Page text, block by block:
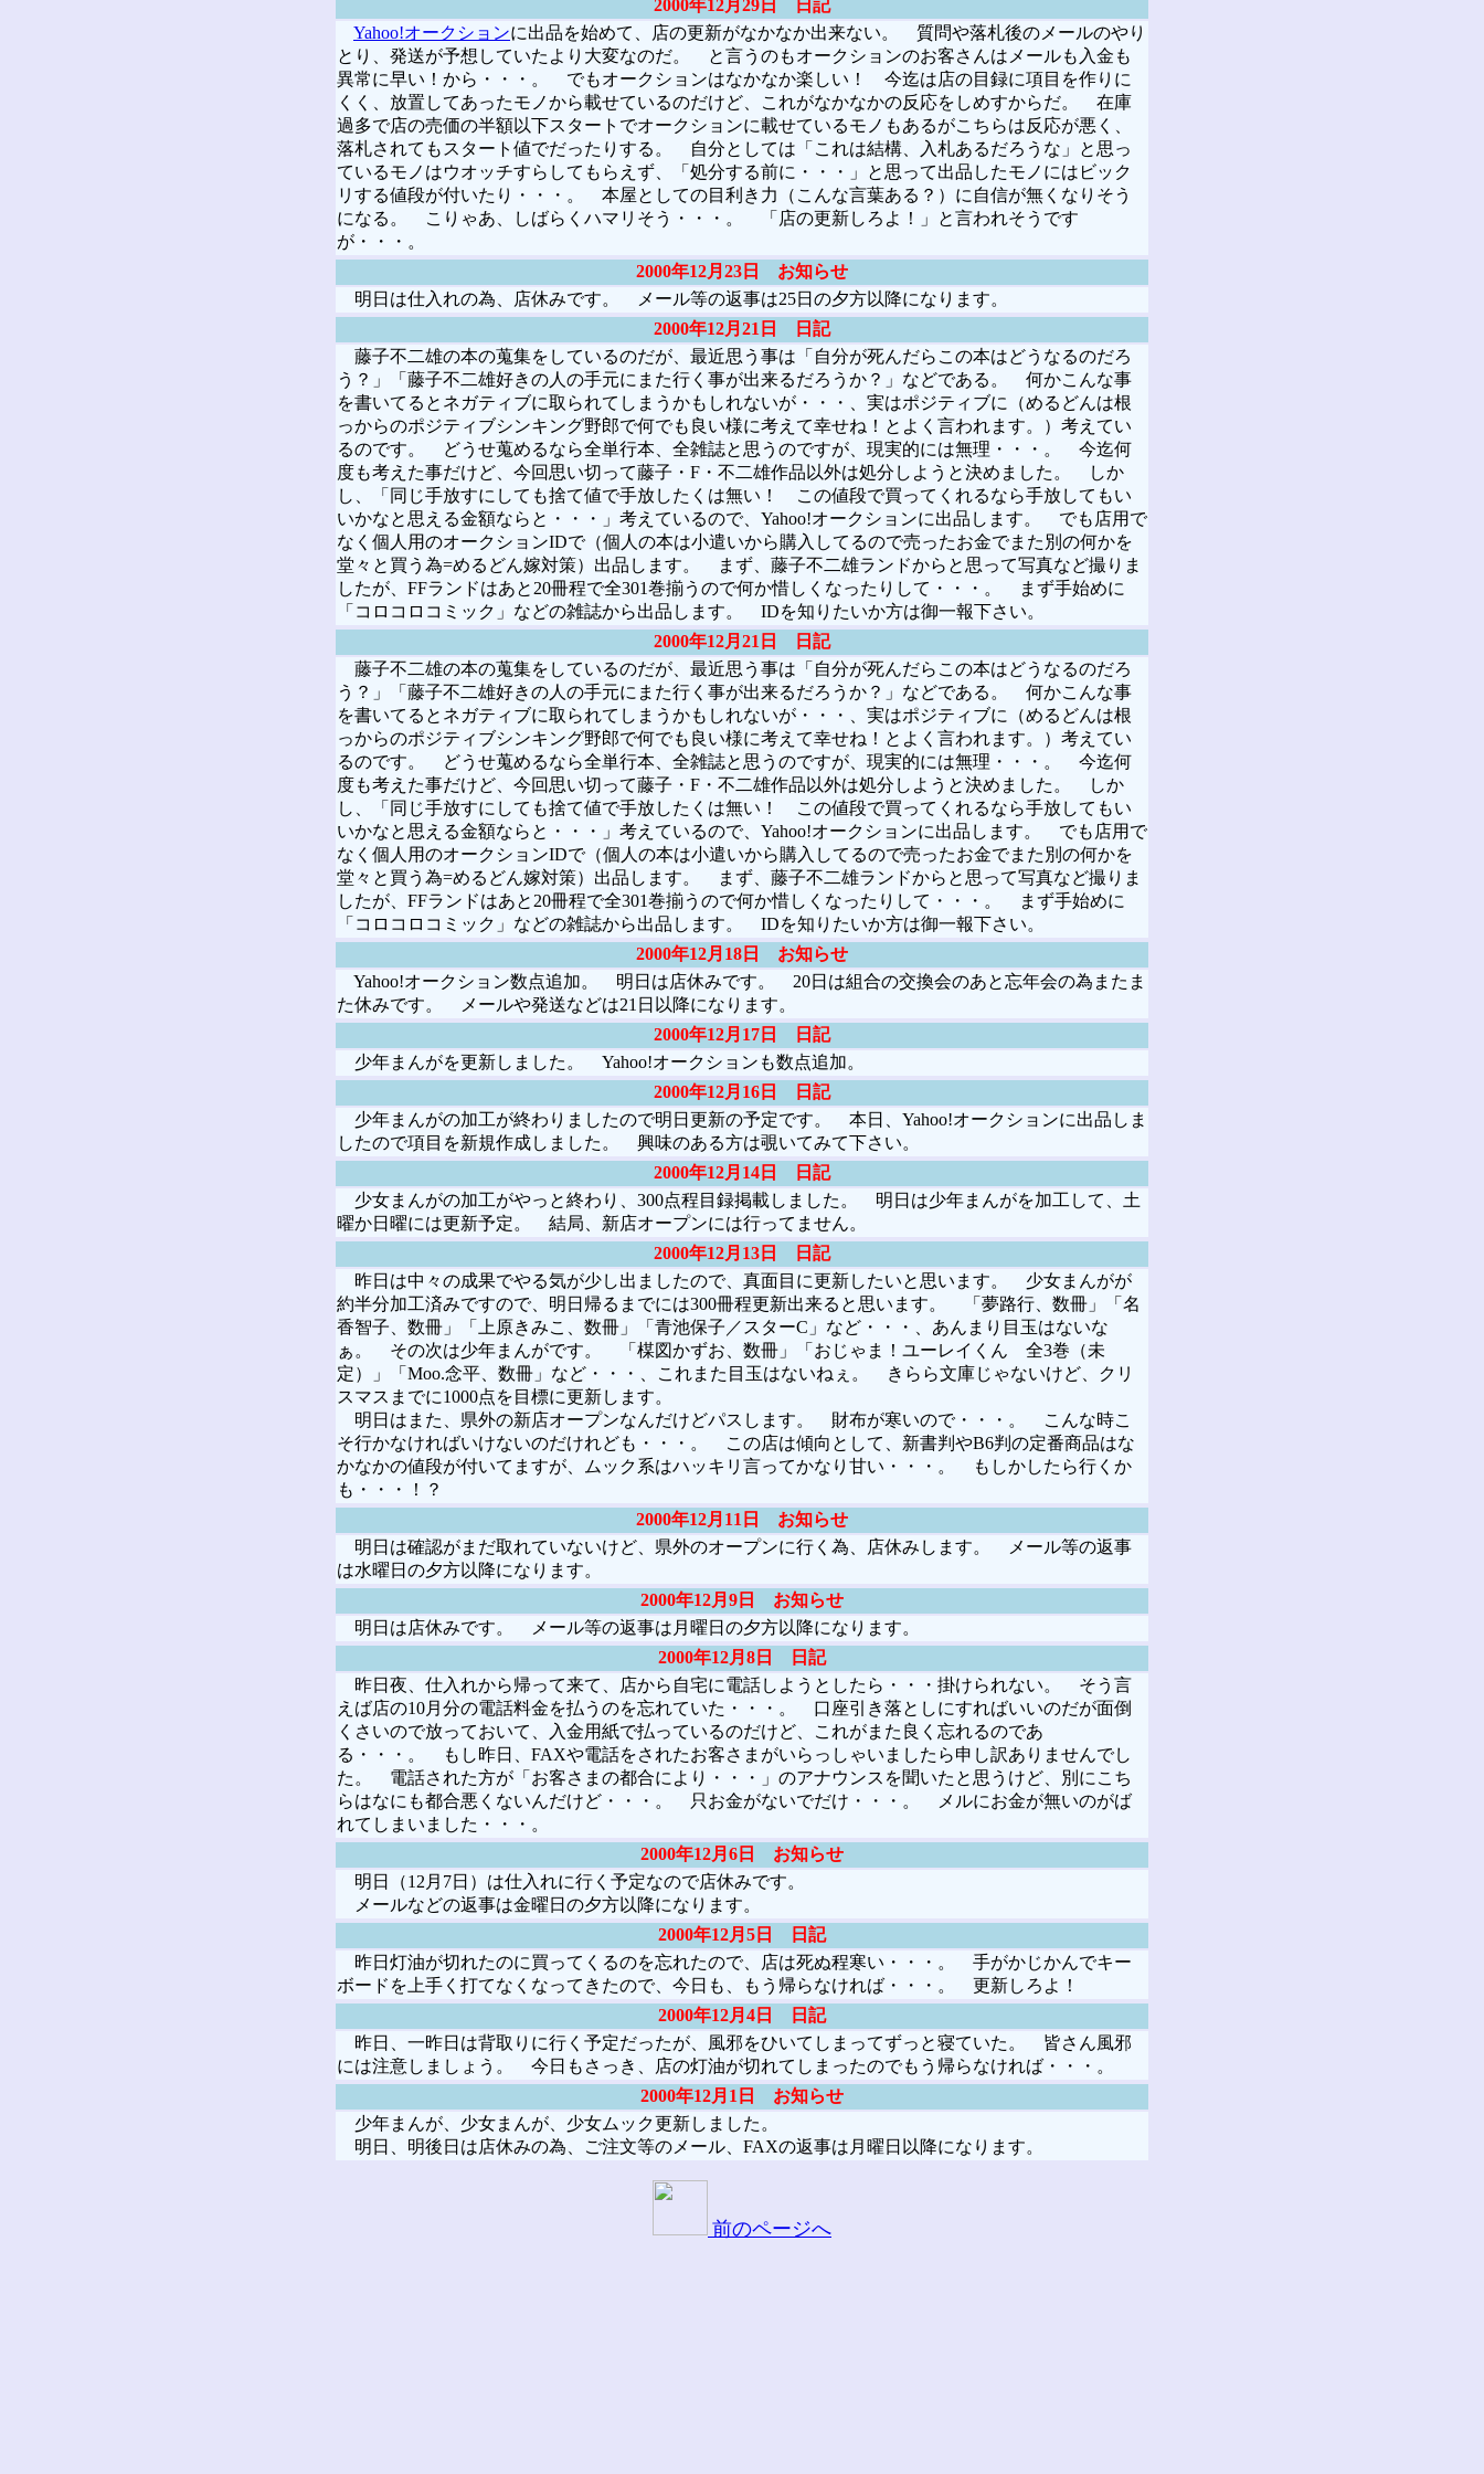
2000年12月29日 日記
Yahoo!オークションに出品を始めて、店の更新がなかなか出来ない。 質問や落札後のメールのやり
とり、発送が予想していたより大変なのだ。 と言うのもオークションのお客さんはメールも入金も
異常に早い！から・・・。 でもオークションはなかなか楽しい！ 今迄は店の目録に項目を作りに
くく、放置してあったモノから載せているのだけど、これがなかなかの反応をしめすからだ。 在庫
過多で店の売価の半額以下スタートでオークションに載せているモノもあるがこちらは反応が悪く、
落札されてもスタート値でだったりする。 自分としては「これは結構、入札あるだろうな」と思っ
ているモノはウオッチすらしてもらえず、「処分する前に・・・」と思って出品したモノにはビック
リする値段が付いたり・・・。 本屋としての目利き力（こんな言葉ある？）に自信が無くなりそう
になる。 こりゃあ、しばらくハマリそう・・・。 「店の更新しろよ！」と言われそうです
が・・・。
2000年12月23日 お知らせ
明日は仕入れの為、店休みです。 メール等の返事は25日の夕方以降になります。
2000年12月21日 日記
藤子不二雄の本の蒐集をしているのだが、最近思う事は「自分が死んだらこの本はどうなるのだろ
う？」「藤子不二雄好きの人の手元にまた行く事が出来るだろうか？」などである。 何かこんな事
を書いてるとネガティブに取られてしまうかもしれないが・・・、実はポジティブに（めるどんは根
っからのポジティブシンキング野郎で何でも良い様に考えて幸せね！とよく言われます。）考えてい
るのです。 どうせ蒐めるなら全単行本、全雑誌と思うのですが、現実的には無理・・・。 今迄何
度も考えた事だけど、今回思い切って藤子・F・不二雄作品以外は処分しようと決めました。 しか
し、「同じ手放すにしても捨て値で手放したくは無い！ この値段で買ってくれるなら手放してもい
いかなと思える金額ならと・・・」考えているので、Yahoo!オークションに出品します。 でも店用で
なく個人用のオークションIDで（個人の本は小遣いから購入してるので売ったお金でまた別の何かを
堂々と買う為=めるどん嫁対策）出品します。 まず、藤子不二雄ランドからと思って写真など撮りま
したが、FFランドはあと20冊程で全301巻揃うので何か惜しくなったりして・・・。 まず手始めに
「コロコロコミック」などの雑誌から出品します。 IDを知りたいか方は御一報下さい。
2000年12月21日 日記
藤子不二雄の本の蒐集をしているのだが、最近思う事は「自分が死んだらこの本はどうなるのだろ
う？」「藤子不二雄好きの人の手元にまた行く事が出来るだろうか？」などである。 何かこんな事
を書いてるとネガティブに取られてしまうかもしれないが・・・、実はポジティブに（めるどんは根
っからのポジティブシンキング野郎で何でも良い様に考えて幸せね！とよく言われます。）考えてい
るのです。 どうせ蒐めるなら全単行本、全雑誌と思うのですが、現実的には無理・・・。 今迄何
度も考えた事だけど、今回思い切って藤子・F・不二雄作品以外は処分しようと決めました。 しか
し、「同じ手放すにしても捨て値で手放したくは無い！ この値段で買ってくれるなら手放してもい
いかなと思える金額ならと・・・」考えているので、Yahoo!オークションに出品します。 でも店用で
なく個人用のオークションIDで（個人の本は小遣いから購入してるので売ったお金でまた別の何かを
堂々と買う為=めるどん嫁対策）出品します。 まず、藤子不二雄ランドからと思って写真など撮りま
したが、FFランドはあと20冊程で全301巻揃うので何か惜しくなったりして・・・。 まず手始めに
「コロコロコミック」などの雑誌から出品します。 IDを知りたいか方は御一報下さい。
2000年12月18日 お知らせ
Yahoo!オークション数点追加。 明日は店休みです。 20日は組合の交換会のあと忘年会の為またま
た休みです。 メールや発送などは21日以降になります。
2000年12月17日 日記
少年まんがを更新しました。 Yahoo!オークションも数点追加。
2000年12月16日 日記
少年まんがの加工が終わりましたので明日更新の予定です。 本日、Yahoo!オークションに出品しま
したので項目を新規作成しました。 興味のある方は覗いてみて下さい。
2000年12月14日 日記
少女まんがの加工がやっと終わり、300点程目録掲載しました。 明日は少年まんがを加工して、土
曜か日曜には更新予定。 結局、新店オープンには行ってません。
2000年12月13日 日記
昨日は中々の成果でやる気が少し出ましたので、真面目に更新したいと思います。 少女まんがが
約半分加工済みですので、明日帰るまでには300冊程更新出来ると思います。 「夢路行、数冊」「名
香智子、数冊」「上原きみこ、数冊」「青池保子／スターC」など・・・、あんまり目玉はないな
ぁ。 その次は少年まんがです。 「楳図かずお、数冊」「おじゃま！ユーレイくん 全3巻（未
定）」「Moo.念平、数冊」など・・・、これまた目玉はないねぇ。 きらら文庫じゃないけど、クリ
スマスまでに1000点を目標に更新します。
明日はまた、県外の新店オープンなんだけどパスします。 財布が寒いので・・・。 こんな時こ
そ行かなければいけないのだけれども・・・。 この店は傾向として、新書判やB6判の定番商品はな
かなかの値段が付いてますが、ムック系はハッキリ言ってかなり甘い・・・。 もしかしたら行くか
も・・・！？
2000年12月11日 お知らせ
明日は確認がまだ取れていないけど、県外のオープンに行く為、店休みします。 メール等の返事
は水曜日の夕方以降になります。
2000年12月9日 お知らせ
明日は店休みです。 メール等の返事は月曜日の夕方以降になります。
2000年12月8日 日記
昨日夜、仕入れから帰って来て、店から自宅に電話しようとしたら・・・掛けられない。 そう言
えば店の10月分の電話料金を払うのを忘れていた・・・。 口座引き落としにすればいいのだが面倒
くさいので放っておいて、入金用紙で払っているのだけど、これがまた良く忘れるのであ
る・・・。 もし昨日、FAXや電話をされたお客さまがいらっしゃいましたら申し訳ありませんでし
た。 電話された方が「お客さまの都合により・・・」のアナウンスを聞いたと思うけど、別にこち
らはなにも都合悪くないんだけど・・・。 只お金がないでだけ・・・。 メルにお金が無いのがば
れてしまいました・・・。
2000年12月6日 お知らせ
明日（12月7日）は仕入れに行く予定なので店休みです。
メールなどの返事は金曜日の夕方以降になります。
2000年12月5日 日記
昨日灯油が切れたのに買ってくるのを忘れたので、店は死ぬ程寒い・・・。 手がかじかんでキー
ボードを上手く打てなくなってきたので、今日も、もう帰らなければ・・・。 更新しろよ！
2000年12月4日 日記
昨日、一昨日は背取りに行く予定だったが、風邪をひいてしまってずっと寝ていた。 皆さん風邪
には注意しましょう。 今日もさっき、店の灯油が切れてしまったのでもう帰らなければ・・・。
2000年12月1日 お知らせ
少年まんが、少女まんが、少女ムック更新しました。
明日、明後日は店休みの為、ご注文等のメール、FAXの返事は月曜日以降になります。
前のページへ